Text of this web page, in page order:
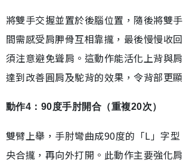
將雙手交握並置於後腦位置，隨後將雙
間需感受肩胛骨互相靠攏，最後慢慢收
須注意避免聳肩。這動作能活化上背與
達到改善圓肩及駝背的效果，令背部更
動作4：90度手肘開合（重複20次）
雙臂上舉，手肘彎曲成90度的「L」字
央合攏，再向外打開。此動作主要強化